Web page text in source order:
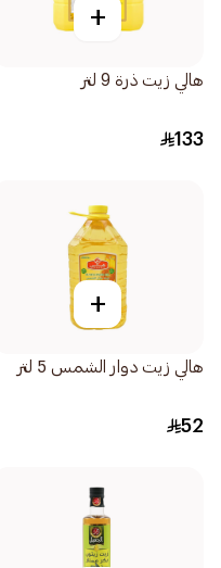
+
هالي زيت ذرة 9 لتر
133
+
هالي زيت دوار الشمس 5 لتر
52